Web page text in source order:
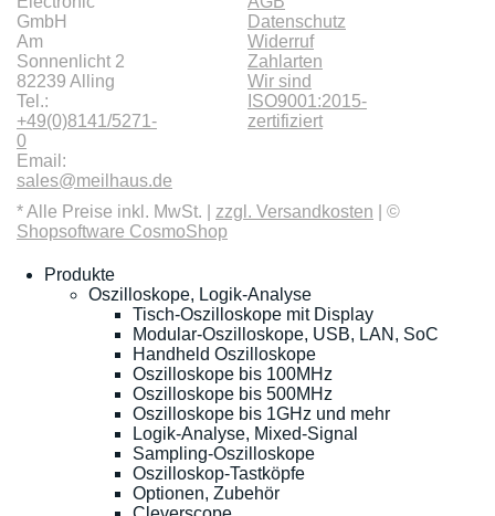
GmbH
Am
Sonnenlicht 2
82239 Alling
Tel.:
+49(0)8141/5271-
0
Email:
sales@meilhaus.de
Datenschutz
Widerruf
Zahlarten
Wir sind
ISO9001:2015-
zertifiziert
* Alle Preise inkl. MwSt. | zzgl. Versandkosten | ©
Shopsoftware CosmoShop
Produkte
Oszilloskope, Logik-Analyse
Tisch-Oszilloskope mit Display
Modular-Oszilloskope, USB, LAN, SoC
Handheld Oszilloskope
Oszilloskope bis 100MHz
Oszilloskope bis 500MHz
Oszilloskope bis 1GHz und mehr
Logik-Analyse, Mixed-Signal
Sampling-Oszilloskope
Oszilloskop-Tastköpfe
Optionen, Zubehör